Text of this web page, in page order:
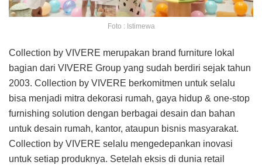
Foto : Istimewa
Collection by VIVERE merupakan brand furniture lokal
bagian dari VIVERE Group yang sudah berdiri sejak tahun
2003. Collection by VIVERE berkomitmen untuk selalu
bisa menjadi mitra dekorasi rumah, gaya hidup & one-stop
furnishing solution dengan berbagai desain dan bahan
untuk desain rumah, kantor, ataupun bisnis masyarakat.
Collection by VIVERE selalu mengedepankan inovasi
untuk setiap produknya. Setelah eksis di dunia retail